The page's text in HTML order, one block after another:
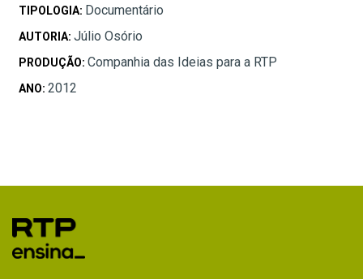
TIPOLOGIA: Documentário
AUTORIA: Júlio Osório
PRODUÇÃO: Companhia das Ideias para a RTP
ANO: 2012